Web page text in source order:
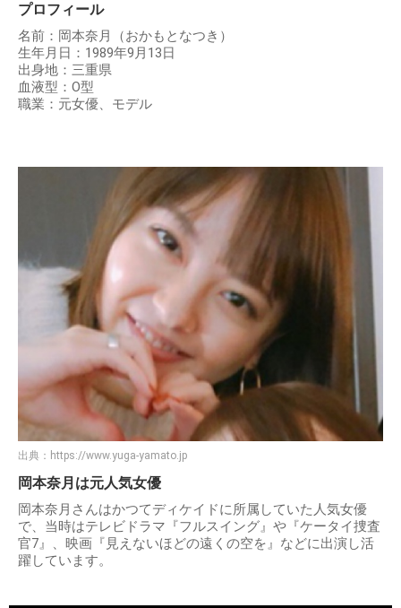
プロフィール
名前：岡本奈月（おかもとなつき）
生年月日：1989年9月13日
出身地：三重県
血液型：O型
職業：元女優、モデル
出典： https://www.yuga-yamato.jp
岡本奈月は元人気女優
岡本奈月さんはかつてディケイドに所属していた人気女優
で、当時はテレビドラマ『フルスイング』や『ケータイ捜査
官7』、映画『見えないほどの遠くの空を』などに出演し活
躍しています。